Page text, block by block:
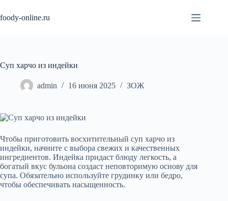
к
сути
foody-online.ru
Суп харчо из индейки
admin 16 июня 2025 ЗОЖ
Чтобы приготовить восхитительный суп харчо из
индейки, начните с выбора свежих и качественных
ингредиентов. Индейка придаст блюду легкость, а
богатый вкус бульона создаст неповторимую основу для
супа. Обязательно используйте грудинку или бедро,
чтобы обеспечивать насыщенность.